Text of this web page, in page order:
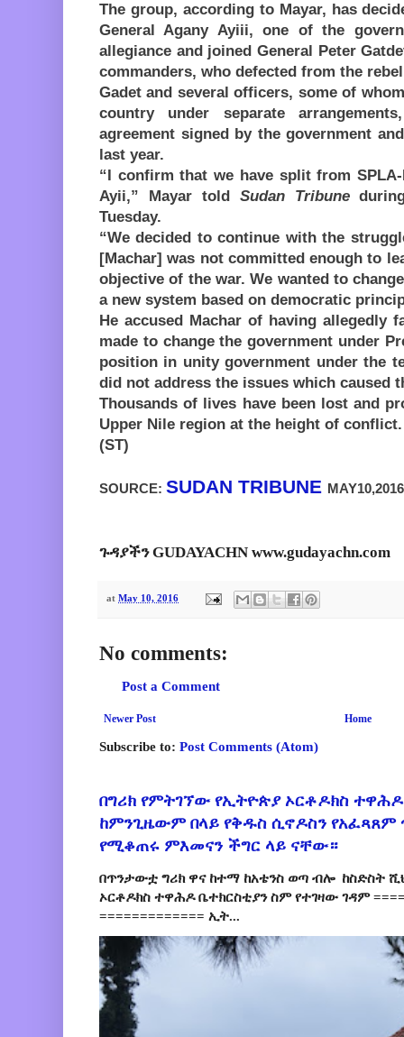
The group, according to Mayar, has
General Agany Ayiii, one of the
allegiance and joined General Peter
commanders, who defected from the
Gadet and several officers, some of
country under separate
agreement signed by the government
last year.
“I confirm that we have split from
Ayii,” Mayar told Sudan Tribune
Tuesday.
“We decided to continue with the
[Machar] was not committed enough to
objective of the war. We wanted to
a new system based on democratic
He accused Machar of having allegedly
made to change the government under
position in unity government under the
did not address the issues which caused
Thousands of lives have been lost and
Upper Nile region at the height of conflict.
(ST)
SOURCE: SUDAN TRIBUNE MAY10,2016
ጉዳያችን GUDAYACHN www.gudayachn.com
at May 10, 2016
No comments:
Post a Comment
Newer Post Home
Subscribe to: Post Comments (Atom)
በግሪክ የምትገኘው የኢትዮጵያ ኦርቶዶክስ
ከምንጊዜውም በላይ የቅዱስ ሲኖዶስን የአፈጻጸም
የሚቆጠሩ ምእመናን ችግር ላይ ናቸው።
በጥንታውቷ ግሪክ ዋና ከተማ ከአቴንስ ወጣ ብሎ ከስድስት
ኦርቶዶክስ ተዋሕዶ ቤተክርስቲያን ስም የተገዛው ገዳም
============= ኢት...